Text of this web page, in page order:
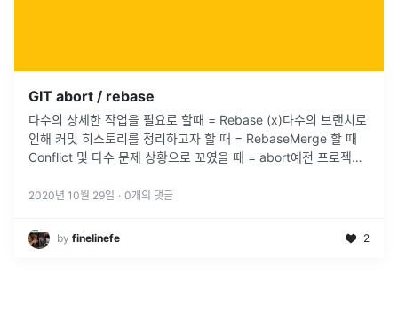
GIT abort / rebase
다수의 상세한 작업을 필요로 할때 = Rebase (x)다수의 브랜치로
인해 커밋 히스토리를 정리하고자 할 때 = RebaseMerge 할 때
Conflict 및 다수 문제 상황으로 꼬였을 때 = abort예전 프로젝트
2020년 10월 29일 · 0개의 댓글
by finelinefe 2